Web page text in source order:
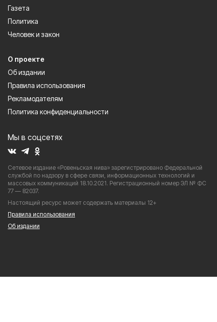
Газета
Политика
Человек и закон
О проекте
Об издании
Правила использования
Рекламодателям
Политика конфиденциальности
Мы в соцсетях
Сетевое издание «Ровеньская нива» зарегистрировано Федеральной
службой по надзору в сфере связи, информационных технологий и
массовых коммуникаций 18.10.2021. Регистрационный номер ЭЛ № ФС
77 — 82037.
Настоящий ресурс может содержать материалы 12+
Правила использования
Об издании